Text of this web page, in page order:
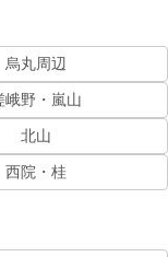
烏丸周辺
峨野・嵐山
北山
西院・桂